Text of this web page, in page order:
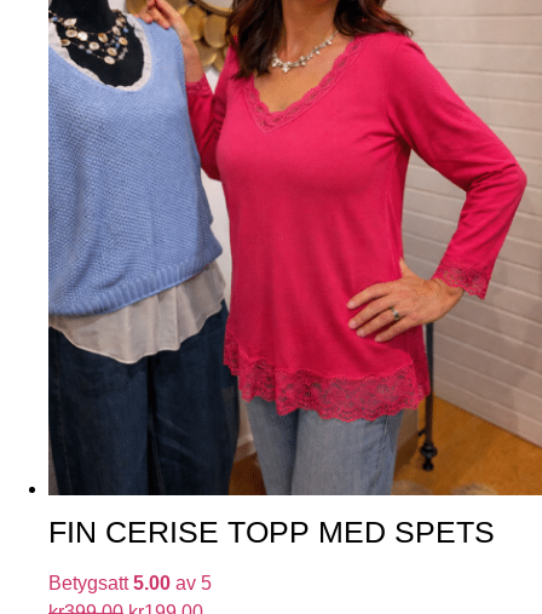
FIN CERISE TOPP MED SPETS
Betygsatt5.00 av 5